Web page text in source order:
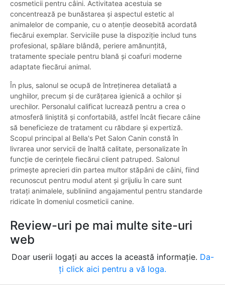
cosmeticii pentru câini. Activitatea acestuia se
concentrează pe bunăstarea și aspectul estetic al
animalelor de companie, cu o atenție deosebită acordată
fiecărui exemplar. Serviciile puse la dispoziție includ tuns
profesional, spălare blândă, periere amănunțită,
tratamente speciale pentru blană și coafuri moderne
adaptate fiecărui animal.
În plus, salonul se ocupă de întreținerea detaliată a
unghiilor, precum și de curățarea igienică a ochilor și
urechilor. Personalul calificat lucrează pentru a crea o
atmosferă liniștită și confortabilă, astfel încât fiecare câine
să beneficieze de tratament cu răbdare și expertiză.
Scopul principal al Bella's Pet Salon Canin constă în
livrarea unor servicii de înaltă calitate, personalizate în
funcție de cerințele fiecărui client patruped. Salonul
primește aprecieri din partea multor stăpâni de câini, fiind
recunoscut pentru modul atent și grijuliu în care sunt
tratați animalele, subliniind angajamentul pentru standarde
ridicate în domeniul cosmeticii canine.
Review-uri pe mai multe site-uri
web
Doar userii logați au acces la această informație. Da-
ți click aici pentru a vă loga.